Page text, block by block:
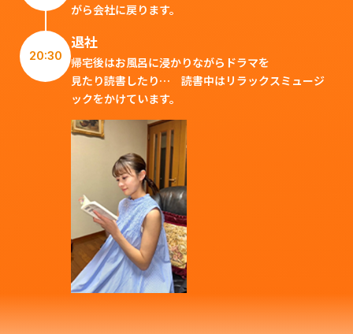
がら会社に戻ります。
20:30
退社
帰宅後はお風呂に浸かりながらドラマを
見たり読書したり… 読書中はリラックスミュージ
ックをかけています。